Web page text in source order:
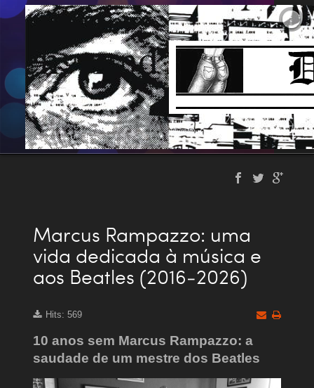
Marcus Rampazzo: uma
vida dedicada à música e
aos Beatles (2016-2026)
Hits: 569
10 anos sem Marcus Rampazzo: a
saudade de um mestre dos Beatles